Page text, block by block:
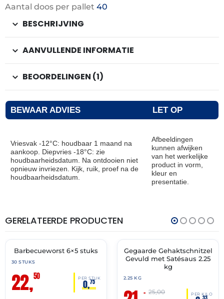
Aantal doos per pallet 40
BESCHRIJVING
AANVULLENDE INFORMATIE
BEOORDELINGEN (1)
BEWAAR ADVIES LET OP
Vriesvak -12°C: houdbaar 1 maand na
aankoop. Diepvries -18°C: zie
houdbaarheidsdatum. Na ontdooien niet
opnieuw invriezen. Kijk, ruik, proef na de
houdbaarheidsdatum.
Afbeeldingen
kunnen afwijken
van het werkelijke
product in vorm,
kleur en
presentatie.
GERELATEERDE PRODUCTEN
🔥 OP=OP
THT:
28-
Barbecueworst 6×5 stuks
30 STUKS
22,50 PER STUK
0,75
🔥 OP=OP
Gegaarde Gehaktschnitzel
Gevuld met Satésaus 2.25
kg
2.25 KG
– PER KILO
25,00